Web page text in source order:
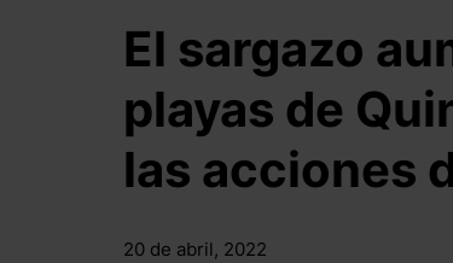
El sargazo
playas de
las acciones
20 de abril, 2022